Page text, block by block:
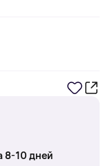
8-10 дней